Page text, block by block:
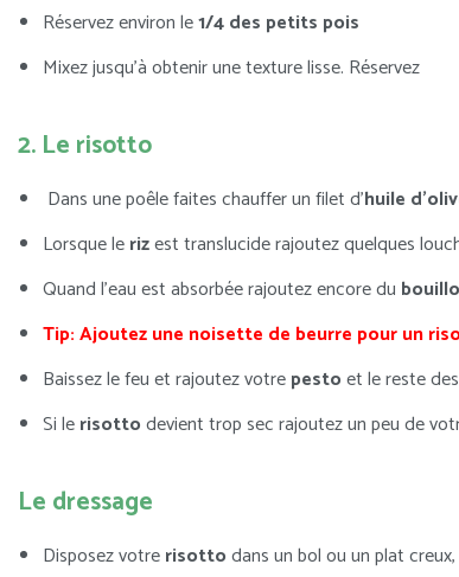
Réservez environ le1/4 des petits pois
Mixez jusqu’à obtenir une texture lisse. Réservez
2. Le risotto
Dans une poêle faites chauffer un filet d’huile
Lorsque lerizest translucide rajoutez quelques
Quand l’eau est absorbée rajoutez encore du
Tip: Ajoutez une noisette de beurre pour un
Baissez le feu et rajoutez votrepestoet le reste des
Si lerisottodevient trop sec rajoutez un peu de
Le dressage
Disposez votrerisottodans un bol ou un plat